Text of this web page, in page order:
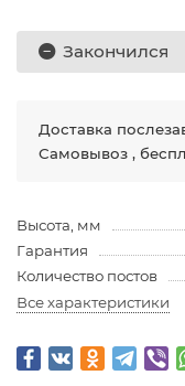
Закончился
Доставка
Самовывоз ,
Высота, мм
Гарантия
Количество постов
Все характеристики